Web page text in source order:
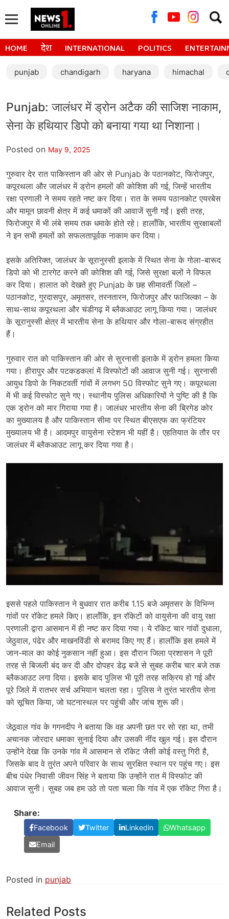
for:
HOME देश INTERNATIONAL POLITICS
punjab chandigarh haryana himachal
Punjab: जालंधर में ड्रोन अटैक की साजिश नाकाम,
सेना के हथियार डिपो को बनाया गया था निशाना।
Posted on May 9, 2025
गुरुवार देर रात पाकिस्तान की ओर से Punjab के पठानकोट, फिरोजपुर,
कपूरथला और जालंधर में ड्रोन हमलों की कोशिश की गई, जिन्हें भारतीय
रक्षा प्रणाली ने समय रहते नष्ट कर दिया। रात के समय पठानकोट एयरबेस
और मामून छावनी क्षेत्र में कई धमाकों की आवाजें सुनी गईं। इसी तरह,
फिरोजपुर में भी लंबे समय तक धमाके होते रहे। हालाँकि, भारतीय सुरक्षाबलों
ने इन सभी हमलों को सफलतापूर्वक नाकाम कर दिया।
इसके अतिरिक्त, जालंधर के सूरानुस्सी इलाके में स्थित सेना के गोला-बारूद
डिपो को भी टारगेट करने की कोशिश की गई, जिसे सुरक्षा बलों ने विफल
कर दिया। हालात को देखते हुए Punjab के छह सीमावर्ती जिलों –
पठानकोट, गुरदासपुर, अमृतसर, तरनतारन, फिरोजपुर और फाजिल्का – के
साथ-साथ कपूरथला और चंडीगढ़ में ब्लैकआउट लागू किया गया। जालंधर
के सूरानुस्सी क्षेत्र में भारतीय सेना के हथियार और गोला-बारूद संग्रहीत
हैं।
गुरुवार रात को पाकिस्तान की ओर से सुरनासी इलाके में ड्रोन हमला किया
गया। हीरापुर और पटकडकलां में विस्फोटों की आवाज सुनी गई। सुरनासी
आयुध डिपो के निकटवर्ती गांवों में लगभग 50 विस्फोट सुने गए। कपूरथला
में भी कई विस्फोट सुने गए। स्थानीय पुलिस अधिकारियों ने पुष्टि की है कि
एक ड्रोन को मार गिराया गया है। जालंधर भारतीय सेना की ब्रिगेड कोर
का मुख्यालय है और पाकिस्तान सीमा पर स्थित बीएसएफ का फ्रंटियर
मुख्यालय भी है। आदमपुर वायुसेना स्टेशन भी यहीं है। एहतियात के तौर पर
जालंधर में ब्लैकआउट लागू कर दिया गया है।
इससे पहले पाकिस्तान ने बुधवार रात करीब 1.15 बजे अमृतसर के विभिन्न
गांवों पर रॉकेट हमले किए। हालाँकि, इन रॉकेटों को वायुसेना की वायु रक्षा
प्रणाली द्वारा आसमान में ही नष्ट कर दिया गया। ये रॉकेट चार गांवों दुधाला,
जेठुवाल, पंढेर और माखनविंडी से बरामद किए गए हैं। हालाँकि इस हमले में
जान-माल का कोई नुकसान नहीं हुआ। इस दौरान जिला प्रशासन ने पूरी
तरह से बिजली बंद कर दी और दोपहर डेढ़ बजे से सुबह करीब चार बजे तक
ब्लैकआउट लगा दिया। इसके बाद पुलिस भी पूरी तरह सक्रिय हो गई और
पूरे जिले में रातभर सर्च अभियान चलता रहा। पुलिस ने तुरंत भारतीय सेना
को सूचित किया, जो घटनास्थल पर पहुंची और जांच शुरू की।
जेठूवाल गांव के गगनदीप ने बताया कि वह अपनी छत पर सो रहा था, तभी
अचानक जोरदार धमाका सुनाई दिया और उसकी नींद खुल गई। इस दौरान
उन्होंने देखा कि उनके गांव में आसमान से रॉकेट जैसी कोई वस्तु गिरी है,
जिसके बाद वे तुरंत अपने परिवार के साथ सुरक्षित स्थान पर पहुंच गए। इस
बीच पंधेर निवासी जीवन सिंह ने बताया कि उन्होंने रात में विस्फोट की
आवाज सुनी। सुबह जब हम उठे तो पता चला कि गांव में एक रॉकेट गिरा है।
Share:
Facebook Twitter Linkedin
Whatsapp
Email
Posted in punjab
Related Posts